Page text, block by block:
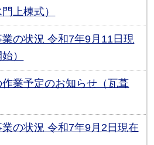
上棟式）
の状況 令和7年9月11日現
）
業予定のお知らせ（瓦葺
の状況 令和7年9月2日現在